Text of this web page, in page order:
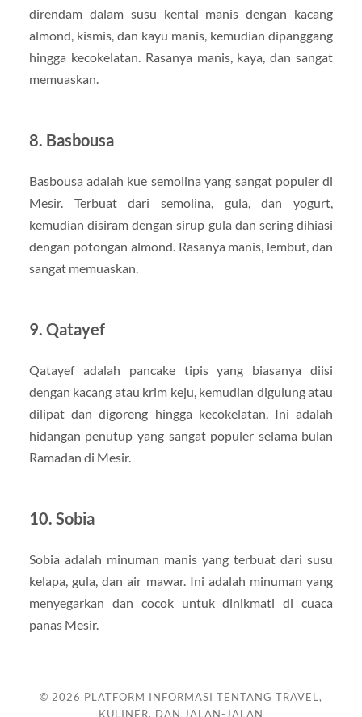
direndam dalam susu kental manis dengan kacang
almond, kismis, dan kayu manis, kemudian dipanggang
hingga kecokelatan. Rasanya manis, kaya, dan sangat
memuaskan.
8. Basbousa
Basbousa adalah kue semolina yang sangat populer di
Mesir. Terbuat dari semolina, gula, dan yogurt,
kemudian disiram dengan sirup gula dan sering dihiasi
dengan potongan almond. Rasanya manis, lembut, dan
sangat memuaskan.
9. Qatayef
Qatayef adalah pancake tipis yang biasanya diisi
dengan kacang atau krim keju, kemudian digulung atau
dilipat dan digoreng hingga kecokelatan. Ini adalah
hidangan penutup yang sangat populer selama bulan
Ramadan di Mesir.
10. Sobia
Sobia adalah minuman manis yang terbuat dari susu
kelapa, gula, dan air mawar. Ini adalah minuman yang
menyegarkan dan cocok untuk dinikmati di cuaca
panas Mesir.
© 2026 PLATFORM INFORMASI TENTANG TRAVEL,
KULINER, DAN JALAN-JALAN